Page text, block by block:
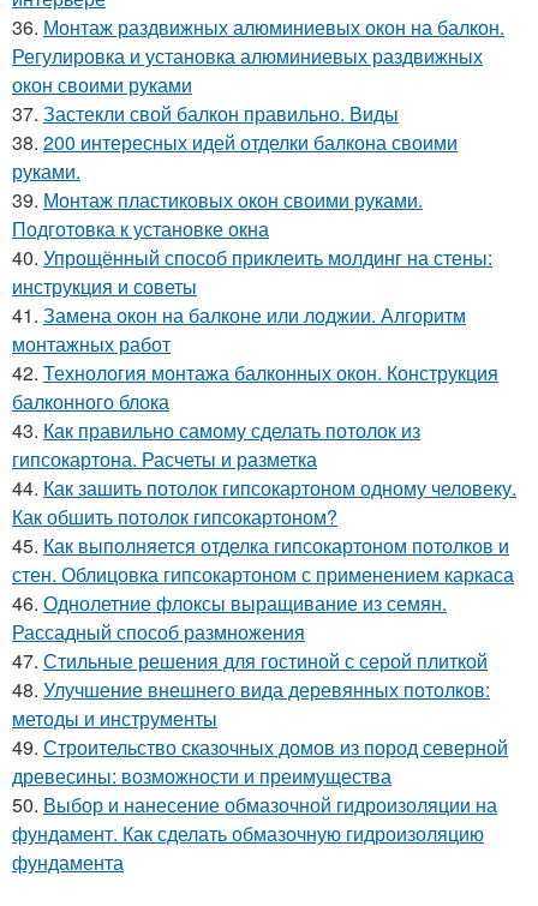
36. Монтаж раздвижных алюминиевых окон на балкон.
Регулировка и установка алюминиевых раздвижных
окон своими руками
37. Застекли свой балкон правильно. Виды
38. 200 интересных идей отделки балкона своими
руками.
39. Монтаж пластиковых окон своими руками.
Подготовка к установке окна
40. Упрощённый способ приклеить молдинг на стены:
инструкция и советы
41. Замена окон на балконе или лоджии. Алгоритм
монтажных работ
42. Технология монтажа балконных окон. Конструкция
балконного блока
43. Как правильно самому сделать потолок из
гипсокартона. Расчеты и разметка
44. Как зашить потолок гипсокартоном одному человеку.
Как обшить потолок гипсокартоном?
45. Как выполняется отделка гипсокартоном потолков и
стен. Облицовка гипсокартоном с применением каркаса
46. Однолетние флоксы выращивание из семян.
Рассадный способ размножения
47. Стильные решения для гостиной с серой плиткой
48. Улучшение внешнего вида деревянных потолков:
методы и инструменты
49. Строительство сказочных домов из пород северной
древесины: возможности и преимущества
50. Выбор и нанесение обмазочной гидроизоляции на
фундамент. Как сделать обмазочную гидроизоляцию
фундамента